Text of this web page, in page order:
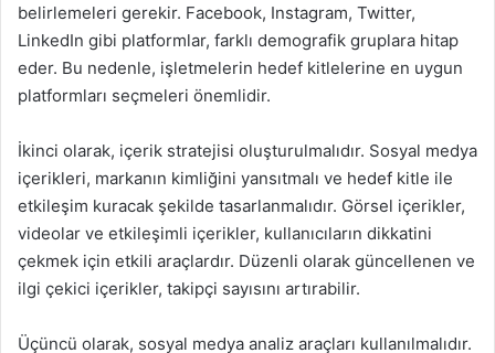
belirlemeleri gerekir. Facebook, Instagram, Twitter,
LinkedIn gibi platformlar, farklı demografik gruplara hitap
eder. Bu nedenle, işletmelerin hedef kitlelerine en uygun
platformları seçmeleri önemlidir.
İkinci olarak, içerik stratejisi oluşturulmalıdır. Sosyal medya
içerikleri, markanın kimliğini yansıtmalı ve hedef kitle ile
etkileşim kuracak şekilde tasarlanmalıdır. Görsel içerikler,
videolar ve etkileşimli içerikler, kullanıcıların dikkatini
çekmek için etkili araçlardır. Düzenli olarak güncellenen ve
ilgi çekici içerikler, takipçi sayısını artırabilir.
Üçüncü olarak, sosyal medya analiz araçları kullanılmalıdır.